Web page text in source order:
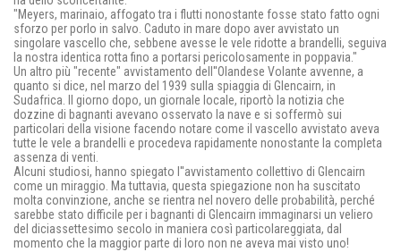
"Meyers, marinaio, affogato tra i flutti nonostante fosse stato fatto ogni
sforzo per porlo in salvo. Caduto in mare dopo aver avvistato un
singolare vascello che, sebbene avesse le vele ridotte a brandelli, seguiva
la nostra identica rotta fino a portarsi pericolosamente in poppavia."
Un altro più "recente" avvistamento dell''Olandese Volante avvenne, a
quanto si dice, nel marzo del 1939 sulla spiaggia di Glencairn, in
Sudafrica. Il giorno dopo, un giornale locale, riportò la notizia che
dozzine di bagnanti avevano osservato la nave e si soffermò sui
particolari della visione facendo notare come il vascello avvistato aveva
tutte le vele a brandelli e procedeva rapidamente nonostante la completa
assenza di venti.
Alcuni studiosi, hanno spiegato l''avvistamento collettivo di Glencairn
come un miraggio. Ma tuttavia, questa spiegazione non ha suscitato
molta convinzione, anche se rientra nel novero delle probabilità, perché
sarebbe stato difficile per i bagnanti di Glencairn immaginarsi un veliero
del diciassettesimo secolo in maniera così particolareggiata, dal
momento che la maggior parte di loro non ne aveva mai visto uno!